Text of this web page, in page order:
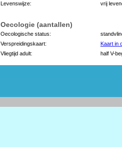
Levenswijze:
vrij
Oecologie (aantallen)
Oecologische status:
Verspreidingskaart:
Kaart in
Vliegtijd adult:
half V-